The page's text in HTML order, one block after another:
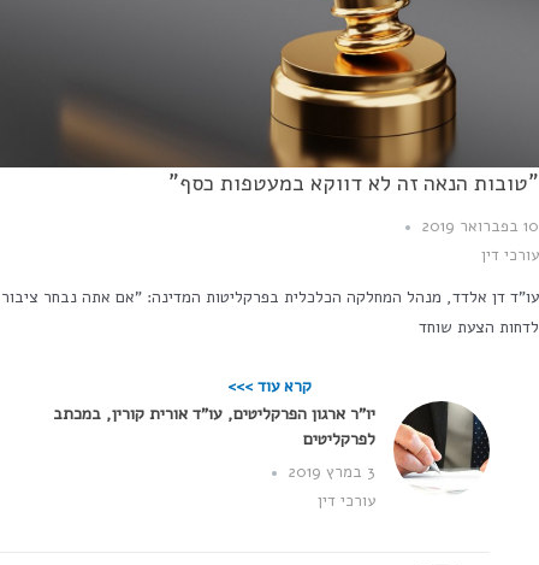
הנאה זה לא דווקא במעטפות כסף"
דין
דן אלדד, מנהל המחלקה הכלכלית בפרקליטות המדינה: "אם אתה נבחר ציבור
הצעת שוחד
קרא עוד >>>
יו"ר ארגון הפרקליטים, עו"ד אורית קורין, במכתב
לפרקליטים
עורכי דין